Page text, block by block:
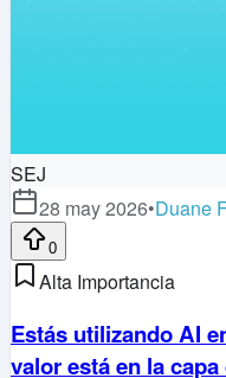
SEJ
28 may 2026•Duane
0
Alta Importancia
Estás utilizando AI
valor está en la